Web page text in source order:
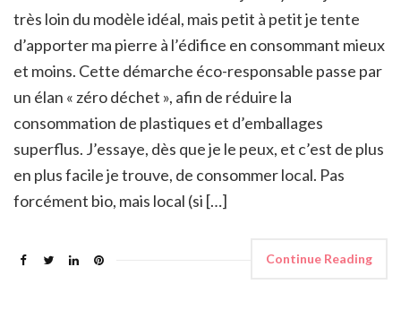
très loin du modèle idéal, mais petit à petit je tente
d’apporter ma pierre à l’édifice en consommant mieux
et moins. Cette démarche éco-responsable passe par
un élan « zéro déchet », afin de réduire la
consommation de plastiques et d’emballages
superflus. J’essaye, dès que je le peux, et c’est de plus
en plus facile je trouve, de consommer local. Pas
forcément bio, mais local (si […]
Continue Reading